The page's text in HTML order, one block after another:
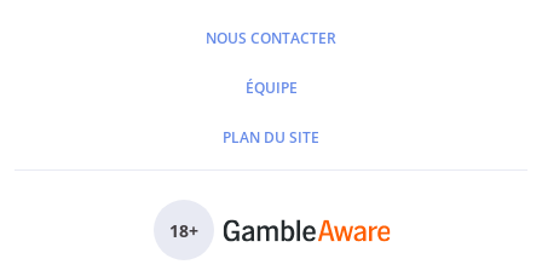
NOUS CONTACTER
ÉQUIPE
PLAN DU SITE
18+